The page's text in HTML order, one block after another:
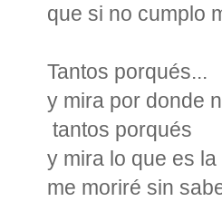
que si no cumplo
Tantos porqués...
y mira por donde
tantos porqués
y mira lo que es la
me moriré sin